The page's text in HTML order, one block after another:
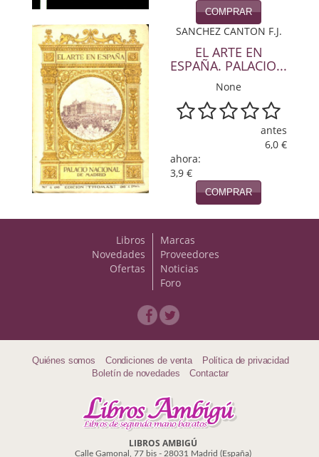
Teatro
Tema Local
Terror
Terrorismo
Varios
Viajes
Viajesç
COMPRAR
SANCHEZ CANTON F.J.
EL ARTE EN
ESPAÑA. PALACIO...
None
antes
6,0 €
ahora:
3,9 €
COMPRAR
Libros
Novedades
Ofertas
Marcas
Proveedores
Noticias
Foro
Quiénes somos Condiciones de venta
Política de privacidad
Boletín de novedades
Contactar
LIBROS AMBIGÚ
Calle Gamonal, 77 bis - 28031 Madrid (España)